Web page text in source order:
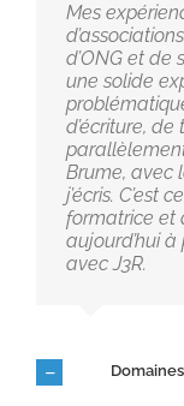
Mes
d’ONG et de
une solide
d’écriture, de
Brume, avec
j’écris. C’est
formatrice et
aujourd’hui
avec J3R.